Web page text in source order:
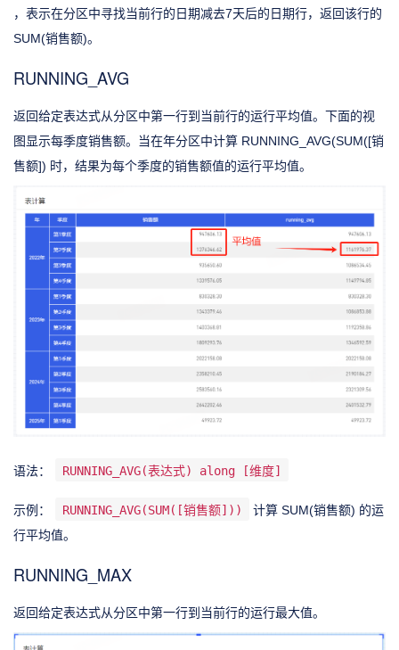
，表示在分区中寻找当前行的日期减去7天后的日期行，返回该行的
SUM(销售额)。
RUNNING_AVG
返回给定表达式从分区中第一行到当前行的运行平均值。下面的视
图显示每季度销售额。当在年分区中计算 RUNNING_AVG(SUM([销
售额]) 时，结果为每个季度的销售额值的运行平均值。
语法： RUNNING_AVG(表达式) along [维度]
示例： RUNNING_AVG(SUM([销售额]))
计算 SUM(销售额) 的运
行平均值。
RUNNING_MAX
返回给定表达式从分区中第一行到当前行的运行最大值。